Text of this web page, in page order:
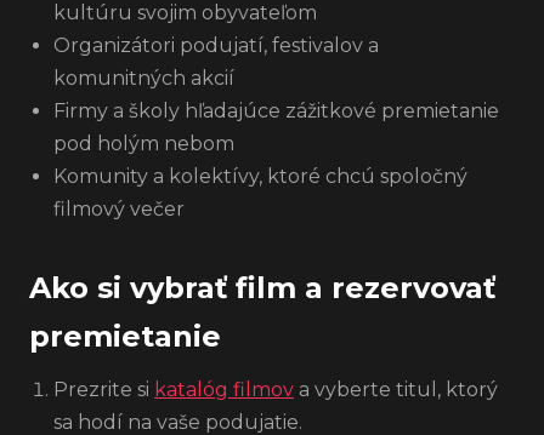
kultúru svojim obyvateľom
Organizátori podujatí, festivalov a
komunitných akcií
Firmy a školy hľadajúce zážitkové premietanie
pod holým nebom
Komunity a kolektívy, ktoré chcú spoločný
filmový večer
Ako si vybrať film a rezervovať
premietanie
Prezrite si katalóg filmov a vyberte titul, ktorý
sa hodí na vaše podujatie.